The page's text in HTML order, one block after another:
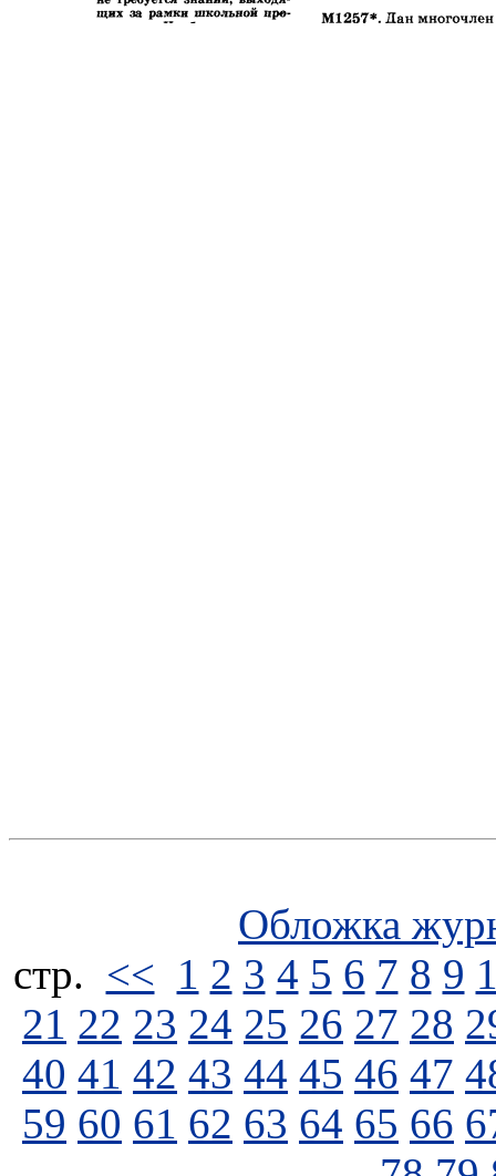
Обложка
стp. << 1 2 3 4 5 6 7 8 9
21 22 23 24 25 26 27 28
40 41 42 43 44 45 46 47
59 60 61 62 63 64 65 66